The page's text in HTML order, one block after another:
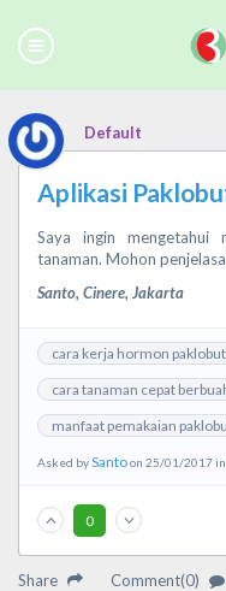
Default
Aplikasi
Saya ingin mengetahui
tanaman. Mohon
Santo, Cinere, Jakarta
cara kerja hormon
cara tanaman cepat
manfaat pemakaian
Asked bySantoon 25/01/2017 in
0
Share Comment(0)